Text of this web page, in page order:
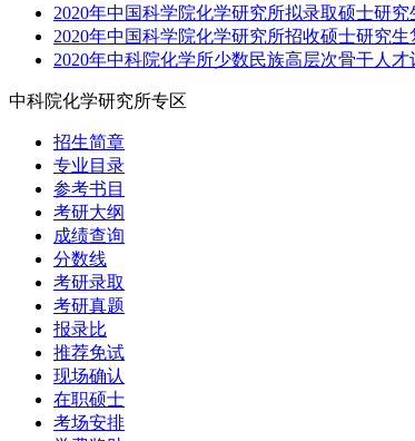
2020年中国科学院化学研究所拟录取硕士研
2020年中国科学院化学研究所招收硕士研究生
2020年中科院化学所少数民族高层次骨干人
中科院化学研究所专区
招生简章
专业目录
参考书目
考研大纲
成绩查询
分数线
考研录取
考研真题
报录比
推荐免试
现场确认
在职硕士
考场安排